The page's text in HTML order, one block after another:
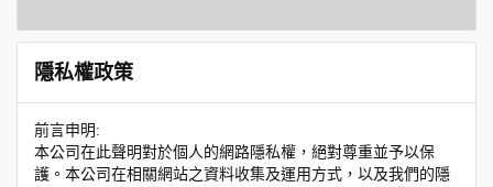
隱私權政策
前言申明:
本公司在此聲明對於個人的網路隱私權，絕對尊重並予以保
護。本公司在相關網站之資料收集及運用方式，以及我們的隱